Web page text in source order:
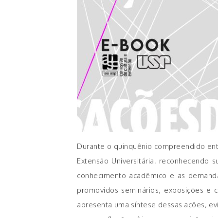
Durante o quinquênio compreendido
Extensão Universitária, reconhecendo
conhecimento acadêmico e as
promovidos seminários, exposições e
apresenta uma síntese dessas ações,